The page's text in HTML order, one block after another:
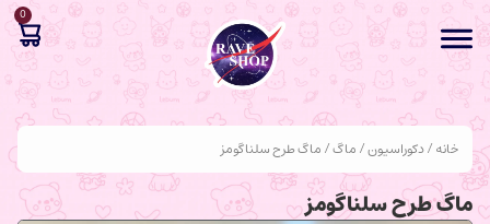
0
خانه/دکوراسیون/ماگ/ ماگ طرح سلناگومز
ماگ طرح سلناگومز